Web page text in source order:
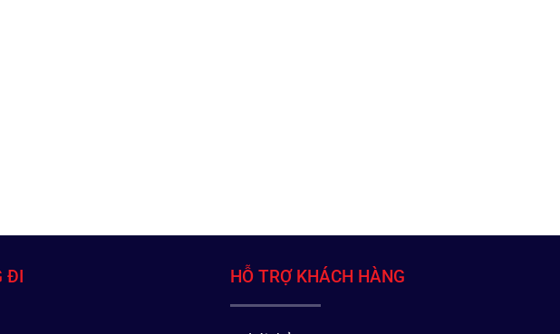
ĐI HỖ TRỢ KHÁCH HÀNG